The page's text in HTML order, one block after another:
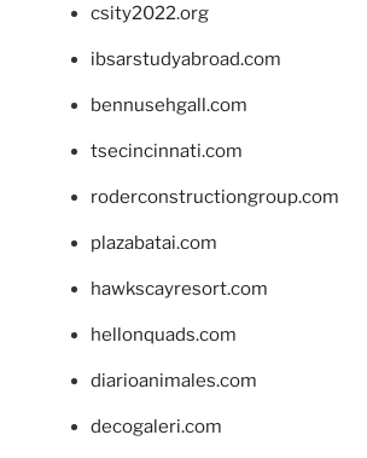
csity2022.org
ibsarstudyabroad.com
bennusehgall.com
tsecincinnati.com
roderconstructiongroup.com
plazabatai.com
hawkscayresort.com
hellonquads.com
diarioanimales.com
decogaleri.com